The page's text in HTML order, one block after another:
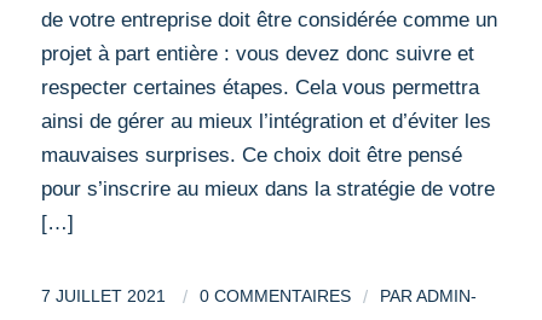
de votre entreprise doit être considérée comme un
projet à part entière : vous devez donc suivre et
respecter certaines étapes. Cela vous permettra
ainsi de gérer au mieux l’intégration et d’éviter les
mauvaises surprises. Ce choix doit être pensé
pour s’inscrire au mieux dans la stratégie de votre
[…]
7 JUILLET 2021 / 0 COMMENTAIRES / PAR ADMIN-